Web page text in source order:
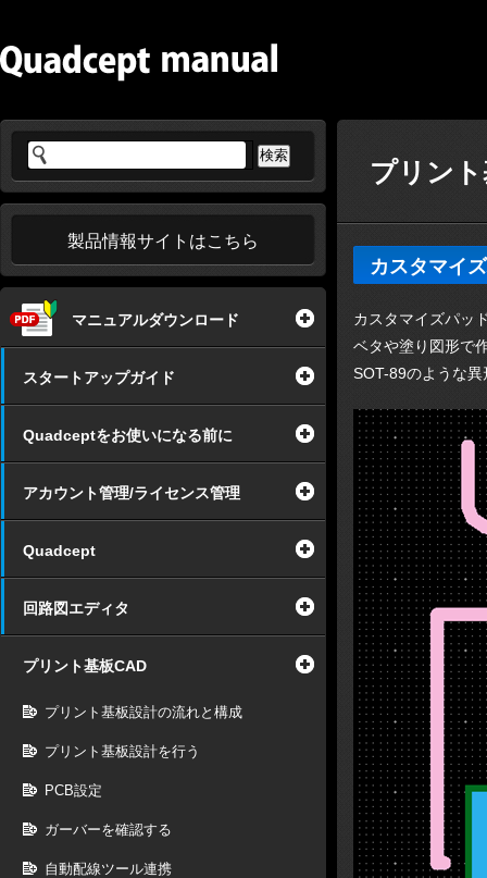
製品情報サイトはこちら
マニュアルダウンロード
スタートアップガイド
Quadceptをお使いになる前に
アカウント管理/ライセンス管理
Quadcept
回路図エディタ
プリント基板CAD
プリント基板設計の流れと構成
プリント基板設計を行う
PCB設定
ガーバーを確認する
自動配線ツール連携
プリン
カスタマイ
カスタマイズパッ
ベタや塗り図形で
SOT-89のような